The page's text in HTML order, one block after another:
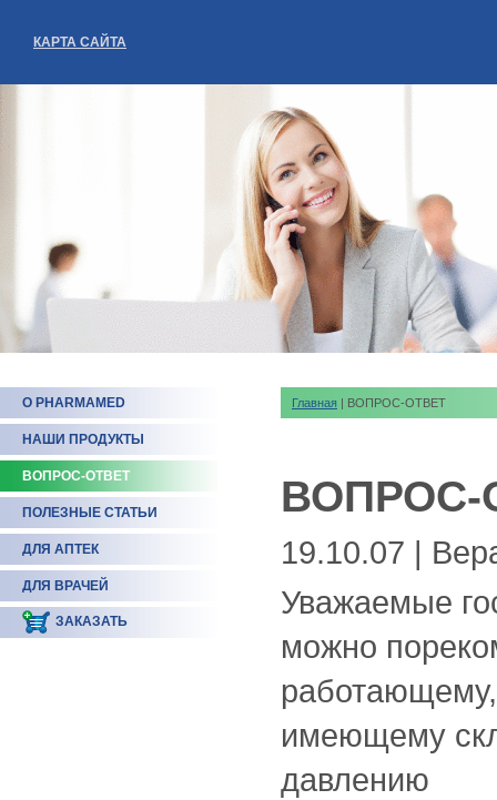
КАРТА САЙТА
О PHARMAMED
НАШИ ПРОДУКТЫ
ВОПРОС-ОТВЕТ
ПОЛЕЗНЫЕ СТАТЬИ
ДЛЯ АПТЕК
ДЛЯ ВРАЧЕЙ
ЗАКАЗАТЬ
Главная | ВОПРОС-ОТВЕТ
ВОПРОС-
19.10.07 |
Уважаемые
можно
имеющему
давлению